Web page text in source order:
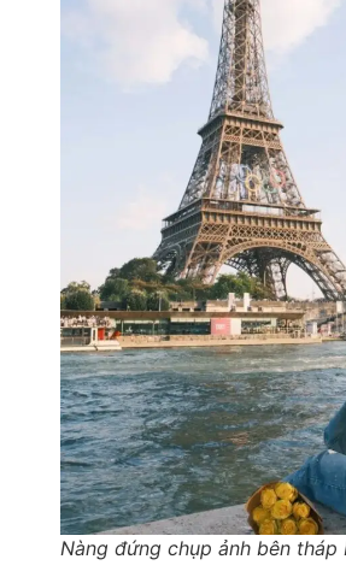
Nàng đứng chụp ảnh bên tháp